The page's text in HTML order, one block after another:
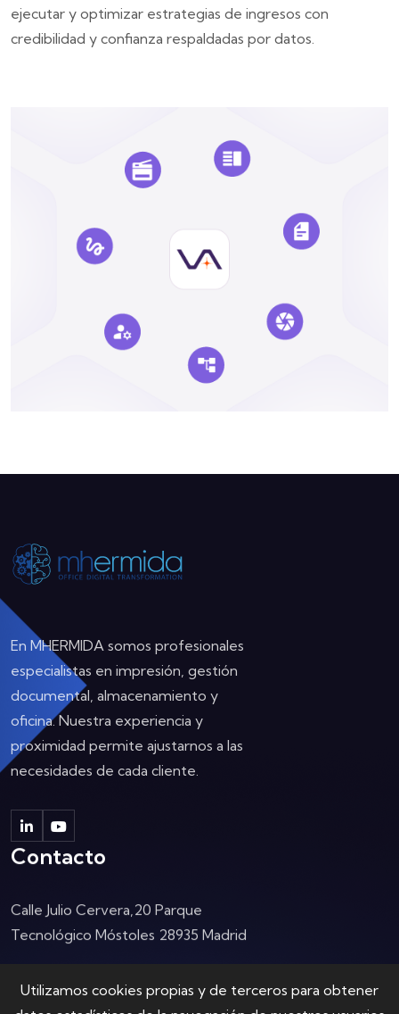
ejecutar y optimizar estrategias de ingresos con
credibilidad y confianza respaldadas por datos.
En MHERMIDA somos profesionales
especialistas en impresión, gestión
documental, almacenamiento y
oficina. Nuestra experiencia y
proximidad permite ajustarnos a las
necesidades de cada cliente.
Contacto
Calle Julio Cervera,20 Parque
Tecnológico Móstoles 28935 Madrid
Lun - vie: 9.00 - 18.00
Utilizamos cookies propias y de terceros para obtener